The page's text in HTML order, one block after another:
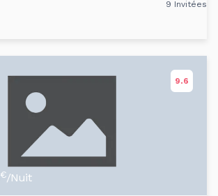
9 Invitées
9.6
€/Nuit